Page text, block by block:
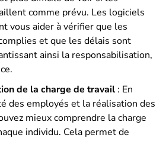
comme prévu. Les logiciels
vous aider à vérifier que les
et que les délais sont
ainsi la responsabilisation,
de la charge de travail : En
des employés et la réalisation des
mieux comprendre la charge
individu. Cela permet de